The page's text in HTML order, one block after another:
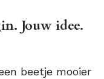
Jouw idee.
beetje mooier